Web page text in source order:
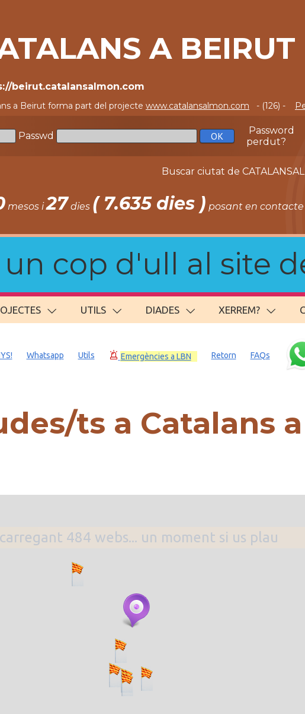
A BEIRUT
beirut.catalansalmon.com
a Beirut forma part del projecte www.catalansalmon.com - (126) -
Passwd
Password
perdut?
Buscar ciutat de
mesos i27 dies ( 7.635 dies ) posant en
cop d'ull al site
UTILS DIADES XERREM?
Whatsapp Utils Emergències a LBN Retorn FAQs
ts a Catalans
484 webs... un moment si us plau